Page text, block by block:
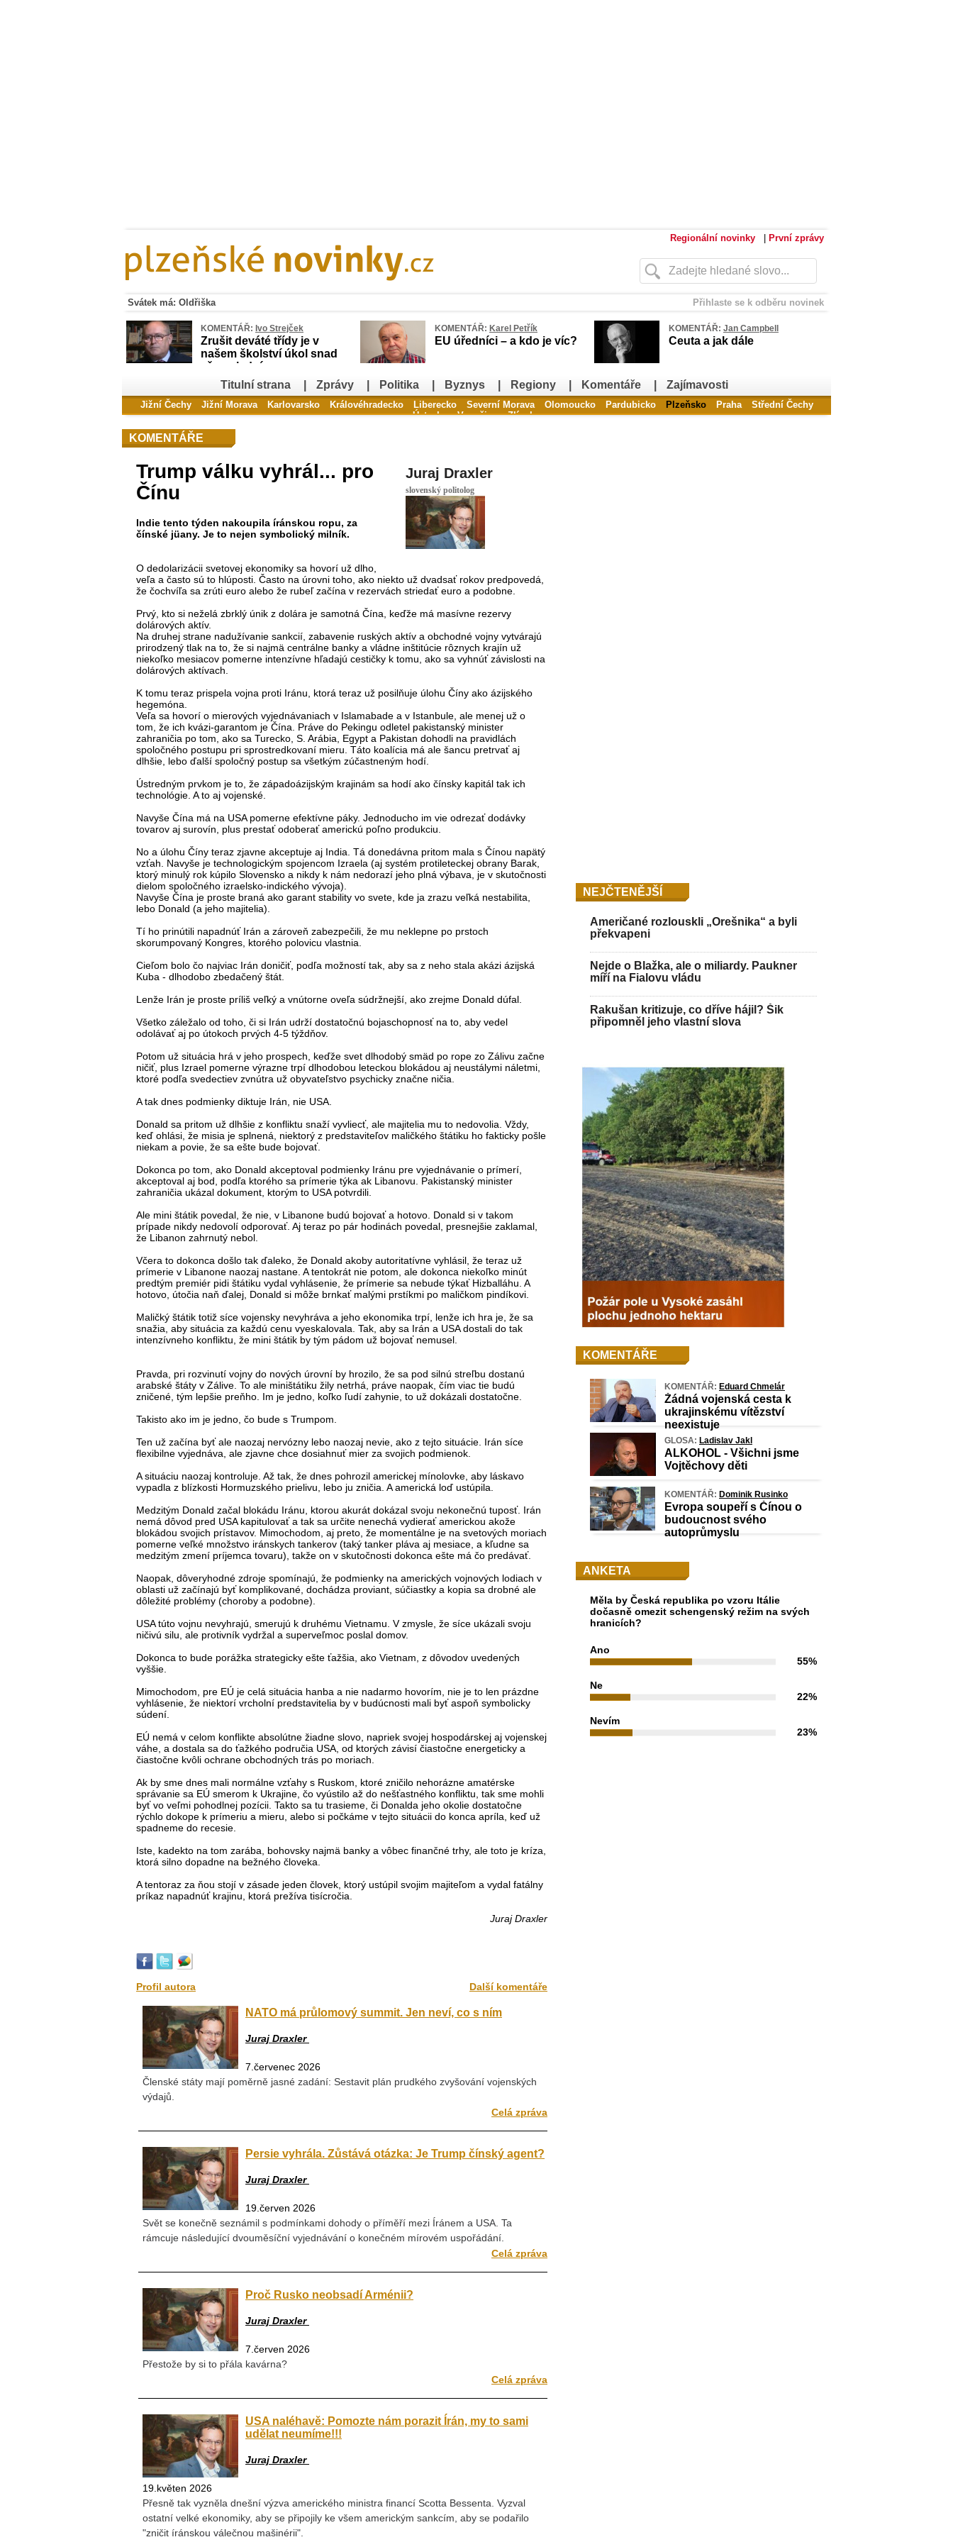
Regionální novinky První zprávy
Přihlaste se k odběru novinek
Svátek má: Oldřiška
KOMENTÁŘ: Ivo Strejček
Zrušit deváté třídy je v
našem školství úkol snad
až poslední
KOMENTÁŘ: Karel Petřík
EU úředníci – a kdo je víc?
KOMENTÁŘ: Jan Campbell
Ceuta a jak dále
Titulní strana Zprávy Politika Byznys Regiony Komentáře Zajímavosti
Jižní Čechy Jižní Morava Karlovarsko Královéhradecko Liberecko Severní Morava Olomoucko Pardubicko Plzeňsko Praha
Střední Čechy
Ústecko
Vysočina Zlínsko
KOMENTÁŘE
Juraj Draxler
slovenský politolog
Trump válku vyhrál... pro
Čínu
Indie tento týden nakoupila íránskou ropu, za
čínské jüany. Je to nejen symbolický milník.
O dedolarizácii svetovej ekonomiky sa hovorí už dlho,
veľa a často sú to hlúposti. Často na úrovni toho, ako niekto už dvadsať rokov predpovedá,
že čochvíľa sa zrúti euro alebo že rubeľ začína v rezervách striedať euro a podobne.
Prvý, kto si neželá zbrklý únik z dolára je samotná Čína, keďže má masívne rezervy
dolárových aktív.
Na druhej strane nadužívanie sankcií, zabavenie ruských aktív a obchodné vojny vytvárajú
prirodzený tlak na to, že si najmä centrálne banky a vládne inštitúcie rôznych krajín už
niekoľko mesiacov pomerne intenzívne hľadajú cestičky k tomu, ako sa vyhnúť závislosti na
dolárových aktívach.
K tomu teraz prispela vojna proti Iránu, ktorá teraz už posilňuje úlohu Číny ako ázijského
hegemóna.
Veľa sa hovorí o mierových vyjednávaniach v Islamabade a v Istanbule, ale menej už o
tom, že ich kvázi-garantom je Čína. Práve do Pekingu odletel pakistanský minister
zahraničia po tom, ako sa Turecko, S. Arábia, Egypt a Pakistan dohodli na pravidlách
spoločného postupu pri sprostredkovaní mieru. Táto koalícia má ale šancu pretrvať aj
dlhšie, lebo ďalší spoločný postup sa všetkým zúčastneným hodí.
Ústredným prvkom je to, že západoázijským krajinám sa hodí ako čínsky kapitál tak ich
technológie. A to aj vojenské.
Navyše Čína má na USA pomerne efektívne páky. Jednoducho im vie odrezať dodávky
tovarov aj surovín, plus prestať odoberať americkú poľno produkciu.
No a úlohu Číny teraz zjavne akceptuje aj India. Tá donedávna pritom mala s Čínou napätý
vzťah. Navyše je technologickým spojencom Izraela (aj systém protileteckej obrany Barak,
ktorý minulý rok kúpilo Slovensko a nikdy k nám nedorazí jeho plná výbava, je v skutočnosti
dielom spoločného izraelsko-indického vývoja).
Navyše Čína je proste braná ako garant stability vo svete, kde ja zrazu veľká nestabilita,
lebo Donald (a jeho majitelia).
Tí ho prinútili napadnúť Irán a zároveň zabezpečili, že mu neklepne po prstoch
skorumpovaný Kongres, ktorého polovicu vlastnia.
Cieľom bolo čo najviac Irán doničiť, podľa možností tak, aby sa z neho stala akázi ázijská
Kuba - dlhodobo zbedačený štát.
Lenže Irán je proste príliš veľký a vnútorne oveľa súdržnejší, ako zrejme Donald dúfal.
Všetko záležalo od toho, či si Irán udrží dostatočnú bojaschopnosť na to, aby vedel
odolávať aj po útokoch prvých 4-5 týždňov.
Potom už situácia hrá v jeho prospech, keďže svet dlhodobý smäd po rope zo Zálivu začne
ničiť, plus Izrael pomerne výrazne trpí dlhodobou leteckou blokádou aj neustálymi náletmi,
ktoré podľa svedectiev zvnútra už obyvateľstvo psychicky značne ničia.
A tak dnes podmienky diktuje Irán, nie USA.
Donald sa pritom už dlhšie z konfliktu snaží vyvliecť, ale majitelia mu to nedovolia. Vždy,
keď ohlási, že misia je splnená, niektorý z predstaviteľov maličkého štátiku ho fakticky pošle
niekam a povie, že sa ešte bude bojovať.
Dokonca po tom, ako Donald akceptoval podmienky Iránu pre vyjednávanie o prímerí,
akceptoval aj bod, podľa ktorého sa prímerie týka ak Libanovu. Pakistanský minister
zahraničia ukázal dokument, ktorým to USA potvrdili.
Ale mini štátik povedal, že nie, v Libanone budú bojovať a hotovo. Donald si v takom
prípade nikdy nedovolí odporovať. Aj teraz po pár hodinách povedal, presnejšie zaklamal,
že Libanon zahrnutý nebol.
Včera to dokonca došlo tak ďaleko, že Donald akoby autoritatívne vyhlásil, že teraz už
prímerie v Libanone naozaj nastane. A tentokrát nie potom, ale dokonca niekoľko minút
predtým premiér pidi štátiku vydal vyhlásenie, že prímerie sa nebude týkať Hizballáhu. A
hotovo, útočia naň ďalej, Donald si môže brnkať malými prstíkmi po maličkom pindíkovi.
Maličký štátik totiž síce vojensky nevyhráva a jeho ekonomika trpí, lenže ich hra je, že sa
snažia, aby situácia za každú cenu vyeskalovala. Tak, aby sa Irán a USA dostali do tak
intenzívneho konfliktu, že mini štátik by tým pádom už bojovať nemusel.
Pravda, pri rozvinutí vojny do nových úrovní by hrozilo, že sa pod silnú streľbu dostanú
arabské štáty v Zálive. To ale miništátiku žily netrhá, práve naopak, čím viac tie budú
zničené, tým lepšie preňho. Im je jedno, koľko ľudí zahynie, to už dokázali dostatočne.
Takisto ako im je jedno, čo bude s Trumpom.
Ten už začína byť ale naozaj nervózny lebo naozaj nevie, ako z tejto situácie. Irán síce
flexibilne vyjednáva, ale zjavne chce dosiahnuť mier za svojich podmienok.
A situáciu naozaj kontroluje. Až tak, že dnes pohrozil americkej mínolovke, aby láskavo
vypadla z blízkosti Hormuzského prielivu, lebo ju zničia. A americká loď ustúpila.
Medzitým Donald začal blokádu Iránu, ktorou akurát dokázal svoju nekonečnú tuposť. Irán
nemá dôvod pred USA kapitulovať a tak sa určite nenechá vydierať americkou akože
blokádou svojich prístavov. Mimochodom, aj preto, že momentálne je na svetových moriach
pomerne veľké množstvo iránskych tankerov (taký tanker pláva aj mesiace, a kľudne sa
medzitým zmení príjemca tovaru), takže on v skutočnosti dokonca ešte má čo predávať.
Naopak, dôveryhodné zdroje spomínajú, že podmienky na amerických vojnových lodiach v
oblasti už začínajú byť komplikované, dochádza proviant, súčiastky a kopia sa drobné ale
dôležité problémy (choroby a podobne).
USA túto vojnu nevyhrajú, smerujú k druhému Vietnamu. V zmysle, že síce ukázali svoju
ničivú silu, ale protivník vydržal a superveľmoc poslal domov.
Dokonca to bude porážka strategicky ešte ťažšia, ako Vietnam, z dôvodov uvedených
vyššie.
Mimochodom, pre EÚ je celá situácia hanba a nie nadarmo hovorím, nie je to len prázdne
vyhlásenie, že niektorí vrcholní predstavitelia by v budúcnosti mali byť aspoň symbolicky
súdení.
EÚ nemá v celom konflikte absolútne žiadne slovo, napriek svojej hospodárskej aj vojenskej
váhe, a dostala sa do ťažkého područia USA, od ktorých závisí čiastočne energeticky a
čiastočne kvôli ochrane obchodných trás po moriach.
Ak by sme dnes mali normálne vzťahy s Ruskom, ktoré zničilo nehorázne amatérske
správanie sa EÚ smerom k Ukrajine, čo vyústilo až do nešťastného konfliktu, tak sme mohli
byť vo veľmi pohodlnej pozícii. Takto sa tu trasieme, či Donalda jeho okolie dostatočne
rýchlo dokope k prímeriu a mieru, alebo si počkáme v tejto situácii do konca apríla, keď už
spadneme do recesie.
Iste, kadekto na tom zarába, bohovsky najmä banky a vôbec finančné trhy, ale toto je kríza,
ktorá silno dopadne na bežného človeka.
A tentoraz za ňou stojí v zásade jeden človek, ktorý ustúpil svojim majiteľom a vydal fatálny
príkaz napadnúť krajinu, ktorá prežíva tisícročia.
Juraj Draxler
Profil autora Další komentáře
NATO má průlomový summit. Jen neví, co s ním
Juraj Draxler
7.červenec 2026
Členské státy mají poměrně jasné zadání: Sestavit plán prudkého zvyšování vojenských
výdajů.
Celá zpráva
Persie vyhrála. Zůstává otázka: Je Trump čínský agent?
Juraj Draxler
19.červen 2026
Svět se konečně seznámil s podmínkami dohody o příměří mezi Íránem a USA. Ta
rámcuje následující dvouměsíční vyjednávání o konečném mírovém uspořádání.
Celá zpráva
Proč Rusko neobsadí Arménii?
Juraj Draxler
7.červen 2026
Přestože by si to přála kavárna?
Celá zpráva
USA naléhavě: Pomozte nám porazit Írán, my to sami
udělat neumíme!!!
Juraj Draxler
19.květen 2026
Přesně tak vyzněla dnešní výzva amerického ministra financí Scotta Bessenta. Vyzval
ostatní velké ekonomiky, aby se připojily ke všem americkým sankcím, aby se podařilo
"zničit íránskou válečnou mašinérii".
NEJČTENĚJŠÍ
Američané rozlouskli „Orešnika“ a byli
překvapeni
Nejde o Blažka, ale o miliardy. Paukner
míří na Fialovu vládu
Rakušan kritizuje, co dříve hájil? Šik
připomněl jeho vlastní slova
KOMENTÁŘE
KOMENTÁŘ: Eduard Chmelár
Žádná vojenská cesta k
ukrajinskému vítězství
neexistuje
GLOSA: Ladislav Jakl
ALKOHOL - Všichni jsme
Vojtěchovy děti
KOMENTÁŘ: Dominik Rusinko
Evropa soupeří s Čínou o
budoucnost svého
autoprůmyslu
ANKETA
Měla by Česká republika po vzoru Itálie
dočasně omezit schengenský režim na svých
hranicích?
Ano
55%
Ne
22%
Nevím
23%